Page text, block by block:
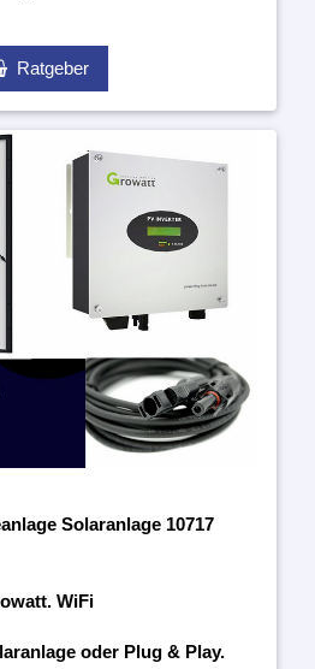
Ratgeber
Solaranlage 10717
WiFi
oder Plug & Play.